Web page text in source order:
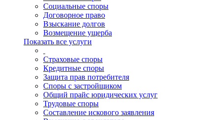
Социальные споры
Договорное право
Взыскание долгов
Возмещение ущерба
Показать все услуги
Страховые споры
Кредитные споры
Защита прав потребителя
Споры с застройщиком
Общий прайс юридических услуг
Трудовые споры
Составление искового заявления